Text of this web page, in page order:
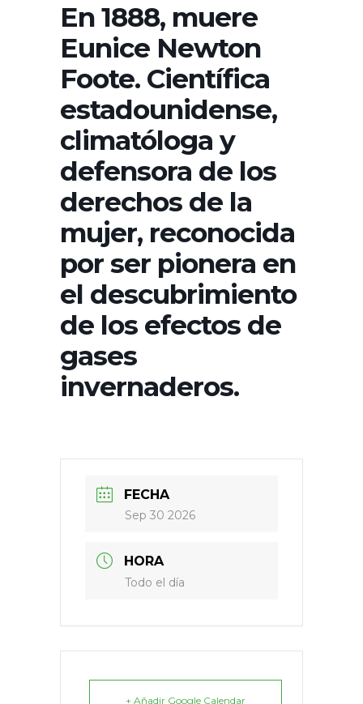
En 1888, muere
Eunice Newton
Foote. Científica
estadounidense,
climatóloga y
defensora de los
derechos de la
mujer, reconocida
por ser pionera en
el descubrimiento
de los efectos de
gases
invernaderos.
FECHA
Sep 30 2026
HORA
Todo el día
+ Añadir Google Calendar